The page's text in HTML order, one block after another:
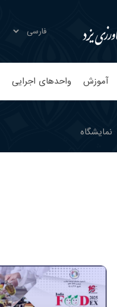
آموزش واحدهای اجرایی
نمایشگاه